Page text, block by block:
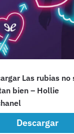
Las rubias no
bien – Hollie
Descargar